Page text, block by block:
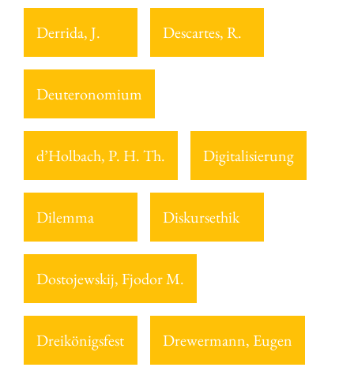
Derrida, J. Descartes, R.
Deuteronomium
d’Holbach, P. H. Th. Digitalisierung
Dilemma Diskursethik
Dostojewskij, Fjodor M.
Dreikönigsfest Drewermann, Eugen